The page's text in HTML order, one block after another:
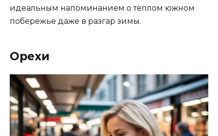
идеальным напоминанием о тёплом южном
побережье даже в разгар зимы.
Орехи